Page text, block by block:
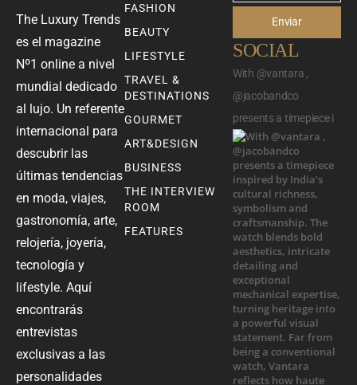
The Luxury Trends
es el magazine
Nº1 online a nivel
mundial dedicado
al lujo. Un referente
internacional para
descubrir las
últimas tendencias
en moda, viajes,
gastronomía, arte,
relojería, joyería,
tecnología y
lifestyle. Aquí
encontrarás
entrevistas
exclusivas a las
personalidades
FASHION
BEAUTY
LIFESTYLE
TRAVEL &
DESTINATIONS
GOURMET
ART&DESIGN
BUSINESS
THE INTERVIEW
ROOM
FEATURES
Enviar
SOCIAL
With @vantara ,
@jacobandco
presents a timepiece i